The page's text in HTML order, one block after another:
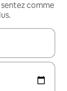
comme
vers le